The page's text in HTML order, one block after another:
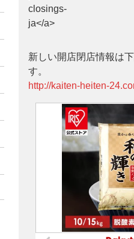
closings-
ja</a>
新しい開店閉店情報は
す。
http://kaiten-heiten-